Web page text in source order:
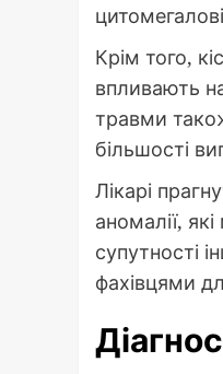
Крім того,
впливають
травми
більшості
Лікарі
аномалії,
супутності
фахівцями